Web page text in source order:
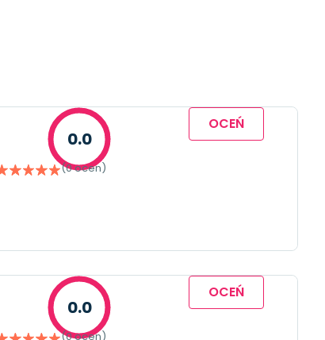
0.0
(0 ocen)
OCEŃ
0.0
(0 ocen)
OCEŃ